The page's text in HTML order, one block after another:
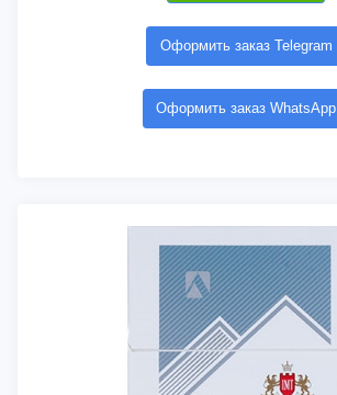
Оформить заказ Telegram
Оформить заказ WhatsApp